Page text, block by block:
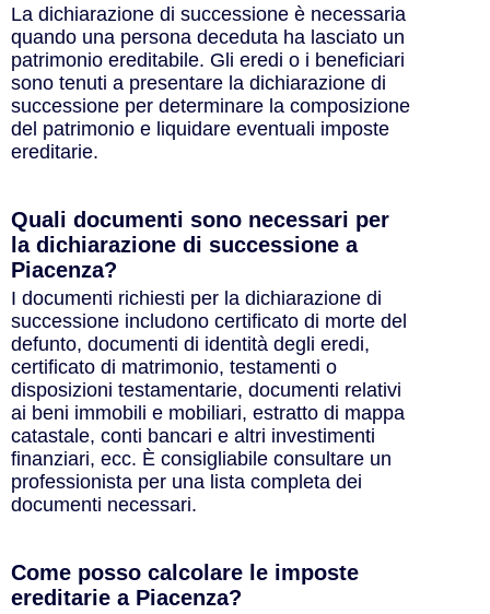
La dichiarazione di successione è necessaria
quando una persona deceduta ha lasciato un
patrimonio ereditabile. Gli eredi o i beneficiari
sono tenuti a presentare la dichiarazione di
successione per determinare la composizione
del patrimonio e liquidare eventuali imposte
ereditarie.
Quali documenti sono necessari per
la dichiarazione di successione a
Piacenza?
I documenti richiesti per la dichiarazione di
successione includono certificato di morte del
defunto, documenti di identità degli eredi,
certificato di matrimonio, testamenti o
disposizioni testamentarie, documenti relativi
ai beni immobili e mobiliari, estratto di mappa
catastale, conti bancari e altri investimenti
finanziari, ecc. È consigliabile consultare un
professionista per una lista completa dei
documenti necessari.
Come posso calcolare le imposte
ereditarie a Piacenza?